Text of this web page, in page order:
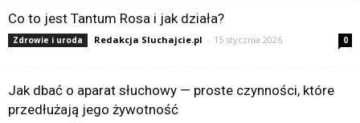
Co to jest Tantum Rosa i jak działa?
Zdrowie i uroda Redakcja Sluchajcie.pl - 15 stycznia 2026 0
Jak dbać o aparat słuchowy — proste czynności, które
przedłużają jego żywotność